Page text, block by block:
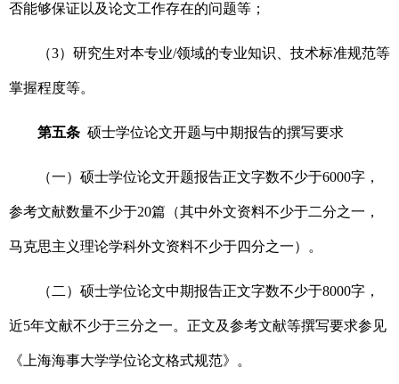
否能够保证以及论文工作存在的问题等；
（3）研究生对本专业/领域的专业知识、技术标准规范等
掌握程度等。
第五条 硕士学位论文开题与中期报告的撰写要求
（一）硕士学位论文开题报告正文字数不少于6000字，
参考文献数量不少于20篇（其中外文资料不少于二分之一，
马克思主义理论学科外文资料不少于四分之一）。
（二）硕士学位论文中期报告正文字数不少于8000字，
近5年文献不少于三分之一。正文及参考文献等撰写要求参见
《上海海事大学学位论文格式规范》。